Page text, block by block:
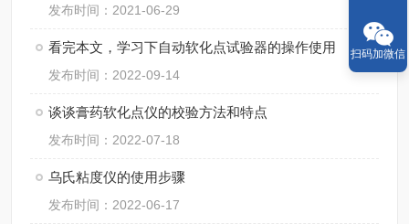
发布时间：2021-06-29
看完本文，学习下自动软化点试验器的操作使用
发布时间：2022-09-14
谈谈膏药软化点仪的校验方法和特点
发布时间：2022-07-18
乌氏粘度仪的使用步骤
发布时间：2022-06-17
扫码加微信